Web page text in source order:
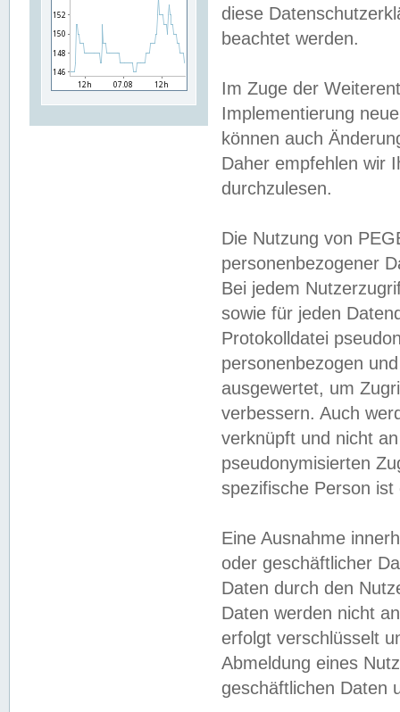
diese
beachtet werden.
Im Zuge der
Implementierung
können auch
Daher empfehlen wir
durchzulesen.
Die Nutzung von
personenbezogener
Bei jedem
sowie für jeden
Protokolldatei
personenbezogen
ausgewertet, um
verbessern. Auch
verknüpft und nicht
pseudonymisierten
spezifische Person
Eine Ausnahme
oder geschäftlicher
Daten durch den
Daten werden nicht
erfolgt verschlüsselt
Abmeldung eines
geschäftlichen Daten